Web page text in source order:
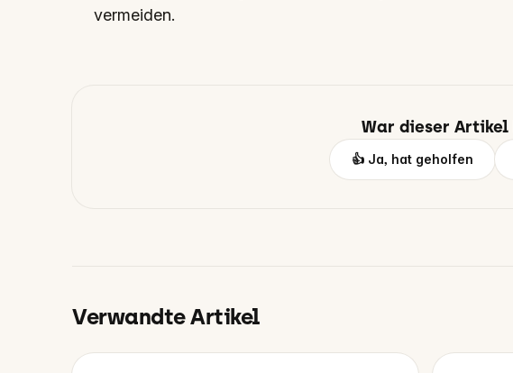
vermeiden.
War dieser
👍 Ja, hat geholfen
Verwandte Artikel